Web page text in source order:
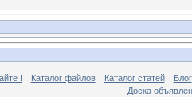
! Каталог файлов Каталог статей
Блог
Доска